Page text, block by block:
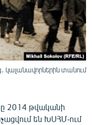
կալանավորներին տանում
2014 թվականի
են ԽՍՀՄ-ում